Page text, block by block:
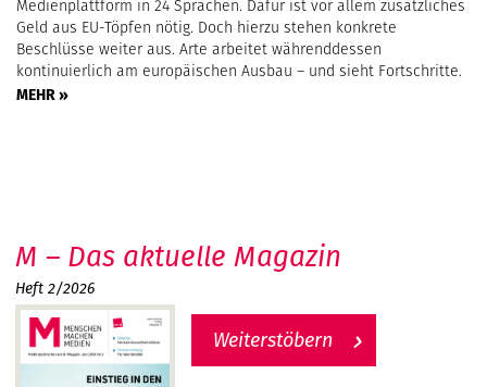
Medienplattform in 24 Sprachen. Dafür ist vor allem zusätzliches
Geld aus EU-Töpfen nötig. Doch hierzu stehen konkrete
Beschlüsse weiter aus. Arte arbeitet währenddessen
kontinuierlich am europäischen Ausbau – und sieht Fortschritte.
MEHR »
M – Das aktuelle Magazin
Heft 2/2026
Weiterstöbern